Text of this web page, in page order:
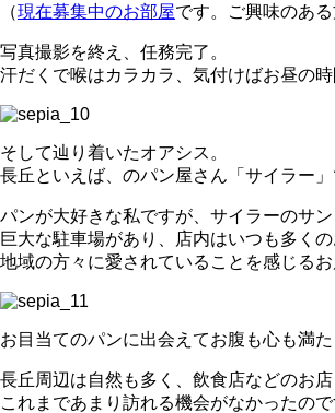
（現在募集中のお部屋です。ご興味のあ
写真撮影を終え、任務完了。
汗だくで喉はカラカラ、気付けばお昼の
そして辿り着いたオアシス。
長丘といえば、のパン屋さん「サイラー」
パンが大好きな私ですが、サイラーのサ
巨大な駐車場があり、店内はいつも多く
地域の方々に愛されていることを感じるお
お目当てのパンに出会えてお腹も心も満
長丘周辺は自然も多く、飲食店などのお店
これまであまり訪れる機会がなかったの